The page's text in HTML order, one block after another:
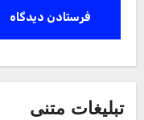
تبلیغات متنی